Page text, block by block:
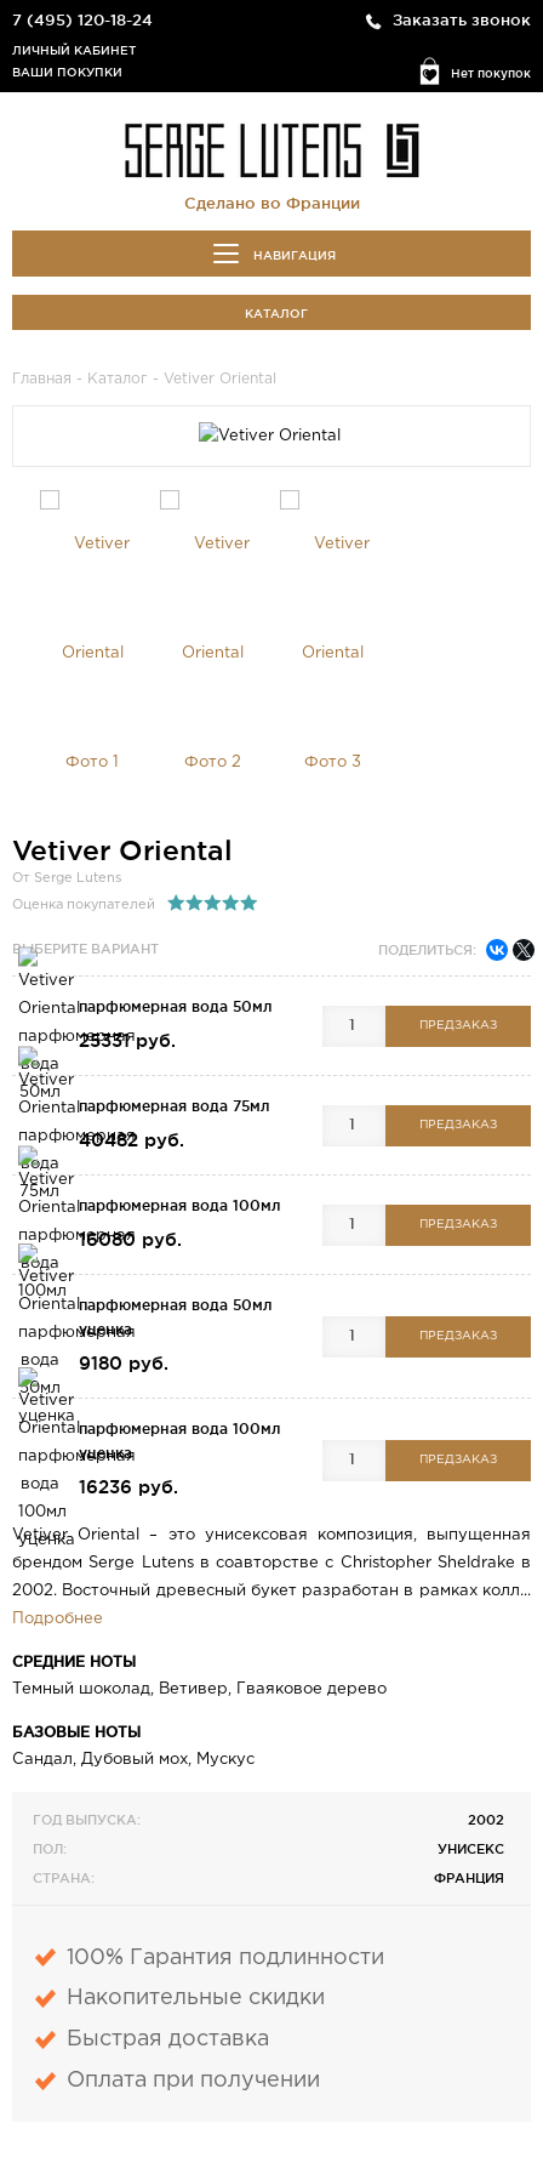
7 (495) 120-18-24 Заказать звонок
Нет покупок
ЛИЧНЫЙ КАБИНЕТ
ВАШИ ПОКУПКИ
Сделано во Франции
НАВИГАЦИЯ
КАТАЛОГ
Главная - Каталог - Vetiver Oriental
Vetiver Oriental
От Serge Lutens
Оценка покупателей
ВЫБЕРИТЕ ВАРИАНТ ПОДЕЛИТЬСЯ:
парфюмерная вода 50мл
25331 руб.
ПРЕДЗАКАЗ
парфюмерная вода 75мл
40482 руб.
ПРЕДЗАКАЗ
парфюмерная вода 100мл
16080 руб.
ПРЕДЗАКАЗ
парфюмерная вода 50мл
уценка
9180 руб.
ПРЕДЗАКАЗ
парфюмерная вода 100мл
уценка
16236 руб.
ПРЕДЗАКАЗ
Vetiver Oriental – это унисексовая композиция, выпущенная
брендом Serge Lutens в соавторстве с Christopher Sheldrake в
2002. Восточный древесный букет разработан в рамках колл...
Подробнее
СРЕДНИЕ НОТЫ
Темный шоколад, Ветивер, Гваяковое дерево
БАЗОВЫЕ НОТЫ
Сандал, Дубовый мох, Мускус
ГОД ВЫПУСКА:
2002
ПОЛ:
УНИСЕКС
СТРАНА:
ФРАНЦИЯ
100% Гарантия подлинности
Накопительные скидки
Быстрая доставка
Оплата при получении